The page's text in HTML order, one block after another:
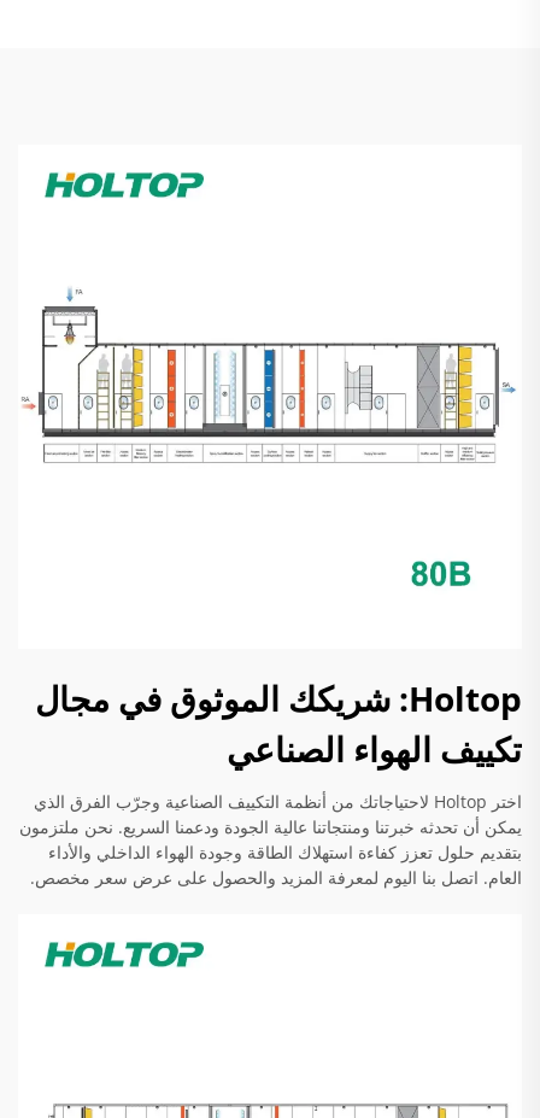
Holtop: شريكك الموثوق في مجال
تكييف الهواء الصناعي
اختر Holtop لاحتياجاتك من أنظمة التكييف الصناعية وجرّب الفرق الذي
يمكن أن تحدثه خبرتنا ومنتجاتنا عالية الجودة ودعمنا السريع. نحن ملتزمون
بتقديم حلول تعزز كفاءة استهلاك الطاقة وجودة الهواء الداخلي والأداء
العام. اتصل بنا اليوم لمعرفة المزيد والحصول على عرض سعر مخصص.